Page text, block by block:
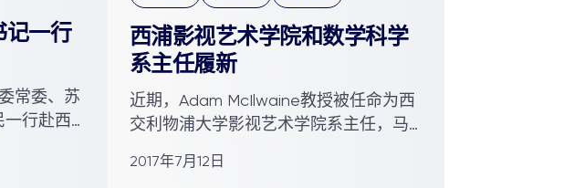
记一行
常委、苏
一行赴西
西浦影视艺术学院和数学科学
系主任履新
近期，Adam McIlwaine教授被任命为西
交利物浦大学影视艺术学院系主任，马
2017年7月12日